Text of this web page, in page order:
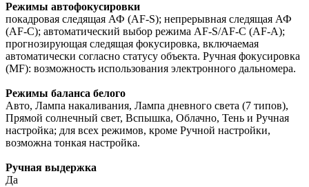
Режимы автофокусировки
покадровая следящая АФ (AF-S); непрерывная следящая АФ
(AF-C); автоматический выбор режима AF-S/AF-C (AF-A);
прогнозирующая следящая фокусировка, включаемая
автоматически согласно статусу объекта. Ручная фокусировка
(MF): возможность использования электронного дальномера.
Режимы баланса белого
Авто, Лампа накаливания, Лампа дневного света (7 типов),
Прямой солнечный свет, Вспышка, Облачно, Тень и Ручная
настройка; для всех режимов, кроме Ручной настройки,
возможна тонкая настройка.
Ручная выдержка
Да